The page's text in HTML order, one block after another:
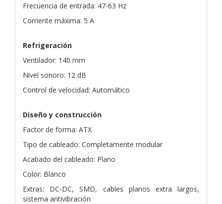
Frecuencia de entrada: 47-63 Hz
Corriente máxima: 5 A
Refrigeración
Ventilador: 140 mm
Nivel sonoro: 12 dB
Control de velocidad: Automático
Diseño y construcción
Factor de forma: ATX
Tipo de cableado: Completamente modular
Acabado del cableado: Plano
Color: Blanco
Extras: DC-DC, SMD, cables planos extra largos,
sistema antivibración